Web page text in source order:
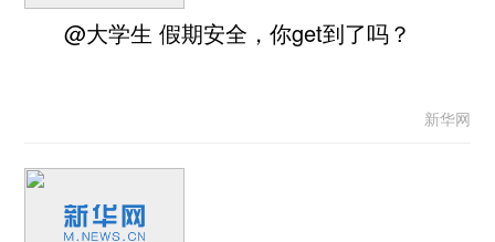
@大学生 假期安全，你get到了吗？
新华网